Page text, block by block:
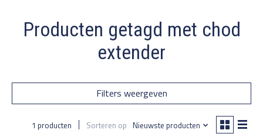
Producten getagd met chod
extender
Filters weergeven
1 producten Sorteren op Nieuwste producten